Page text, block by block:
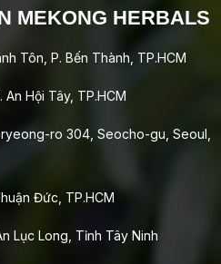
MEKONG HERBALS
Tôn, P. Bến Thành, TP.HCM
Hội Tây, TP.HCM
ro 304, Seocho-gu, Seoul,
Đức, TP.HCM
Lục Long, Tỉnh Tây Ninh